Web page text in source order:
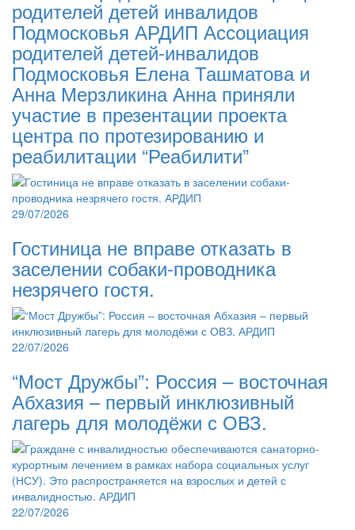
родителей детей инвалидов
Подмосковья АРДИП Ассоциация
родителей детей-инвалидов
Подмосковья Елена Ташматова и
Анна Мерзликина Анна приняли
участие в презентации проекта
центра по протезированию и
реабилитации “Реабилити”
29/07/2026
Гостиница не вправе отказать в
заселении собаки-проводника
незрячего гостя.
22/07/2026
“Мост Дружбы”: Россия – восточная
Абхазия – первый инклюзивный
лагерь для молодёжи с ОВЗ.
22/07/2026